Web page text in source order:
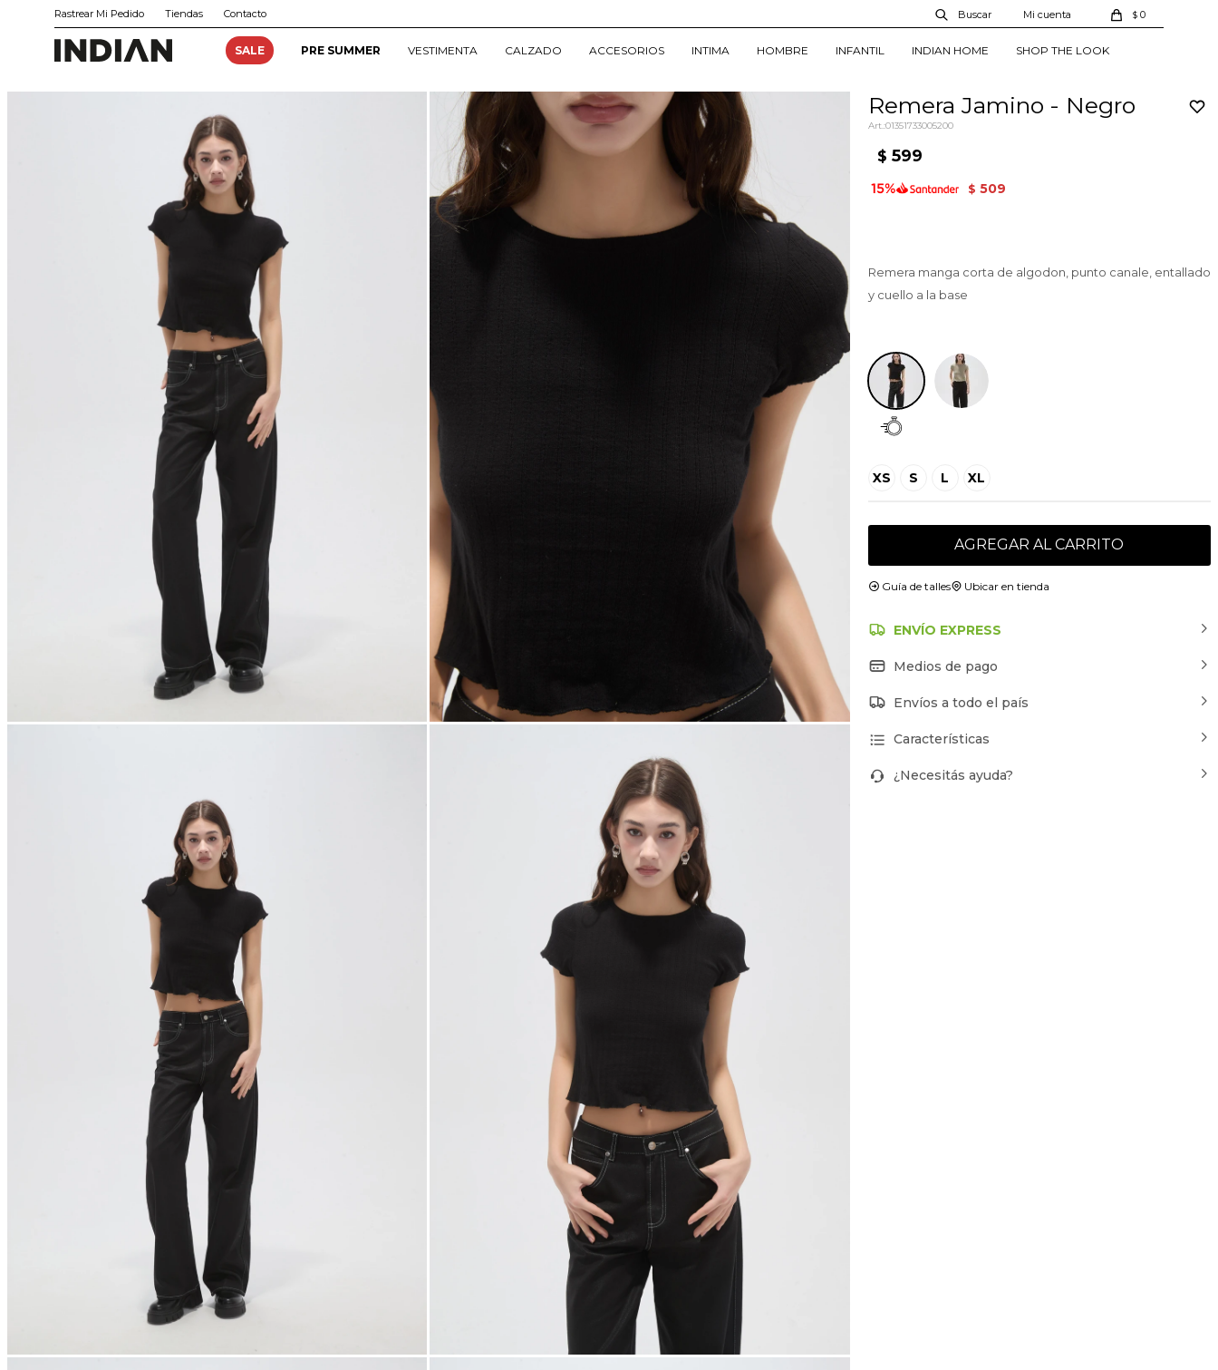
SALE PRE SUMMER VESTIMENTA CALZADO ACCESORIOS INTIMA HOMBRE INFANTIL INDIAN HOME SHOP THE LOOK
$ 0
Rastrear Mi Pedido Tiendas Contacto
Remera Jamino - Negro
01351733005200
$ 599
$ 509
Remera manga corta de algodon, punto canale, entallado
y cuello a la base
XS S L XL
AGREGAR AL CARRITO
Guía de talles Ubicar en tienda
ENVÍO EXPRESS
Medios de pago
Envíos a todo el país
Características
¿Necesitás ayuda?